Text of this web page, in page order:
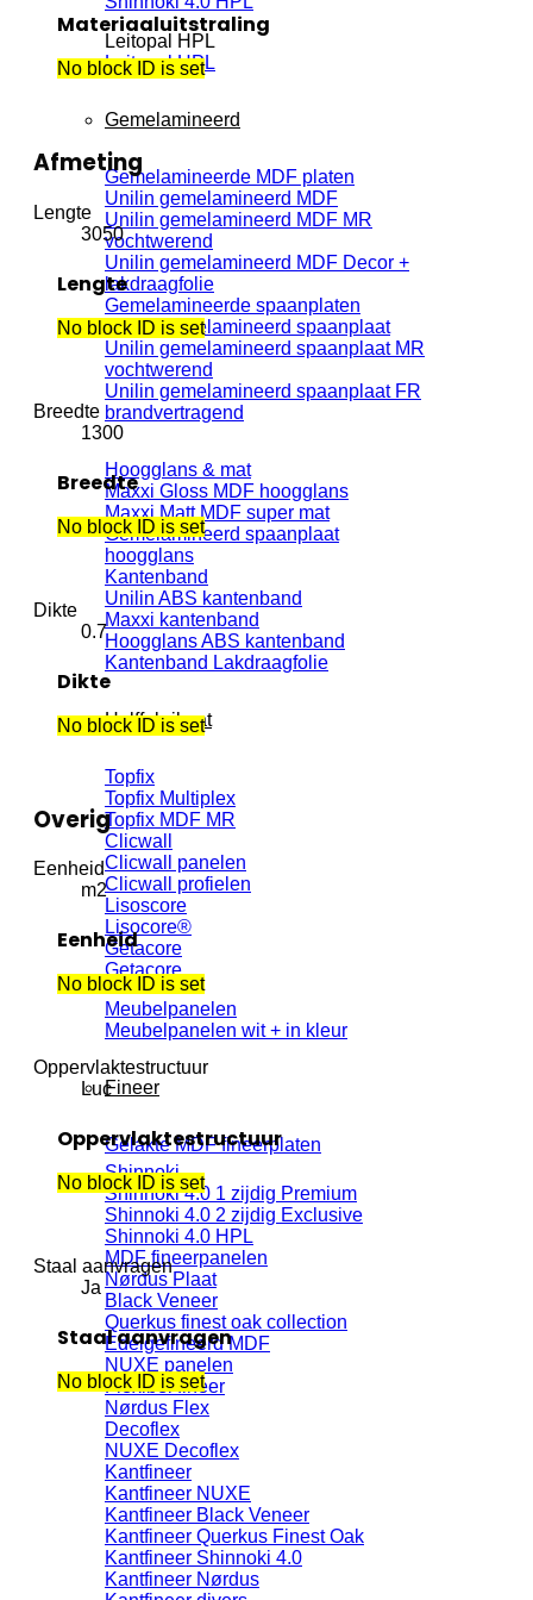
Leitopal HPL
Leitopal HPL
Gemelamineerd
Gemelamineerde MDF platen
Unilin gemelamineerd MDF
Unilin gemelamineerd MDF MR
vochtwerend
Unilin gemelamineerd MDF Decor +
lakdraagfolie
Gemelamineerde spaanplaten
Unilin gemelamineerd spaanplaat
Unilin gemelamineerd spaanplaat MR
vochtwerend
Unilin gemelamineerd spaanplaat FR
brandvertragend
Hoogglans & mat
Maxxi Gloss MDF hoogglans
Maxxi Matt MDF super mat
Gemelamineerd spaanplaat
hoogglans
Kantenband
Unilin ABS kantenband
Maxxi kantenband
Hoogglans ABS kantenband
Kantenband Lakdraagfolie
Halffabrikaat
Topfix
Topfix Multiplex
Topfix MDF MR
Clicwall
Clicwall panelen
Clicwall profielen
Lisoscore
Lisocore®
Getacore
Getacore
Meubelpanelen
Meubelpanelen wit + in kleur
Fineer
Gelakte MDF fineerplaten
Shinnoki
Shinnoki 4.0 1 zijdig Premium
Shinnoki 4.0 2 zijdig Exclusive
Shinnoki 4.0 HPL
MDF fineerpanelen
Nørdus Plaat
Black Veneer
Querkus finest oak collection
Edelgefineerd MDF
NUXE panelen
Flexibel fineer
Nørdus Flex
Decoflex
NUXE Decoflex
Kantfineer
Kantfineer NUXE
Kantfineer Black Veneer
Kantfineer Querkus Finest Oak
Kantfineer Shinnoki 4.0
Kantfineer Nørdus
Materiaaluitstraling
No block ID is set
Afmeting
Lengte
3050
Lengte
No block ID is set
Breedte
1300
Breedte
No block ID is set
Dikte
0.7
Dikte
No block ID is set
Overig
Eenheid
m2
Eenheid
No block ID is set
Oppervlaktestructuur
Luc
Oppervlaktestructuur
No block ID is set
Staal aanvragen
Ja
Staal aanvragen
No block ID is set